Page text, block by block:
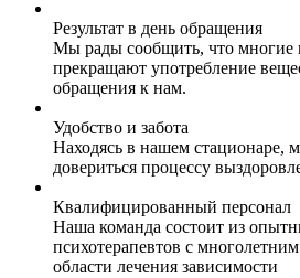
Результат в день обращения
Мы рады сообщить, что многие
прекращают употребление
обращения к нам.
Удобство и забота
Находясь в нашем стационаре,
довериться процессу
Квалифицированный персонал
Наша команда состоит из
психотерапевтов с
области лечения зависимости